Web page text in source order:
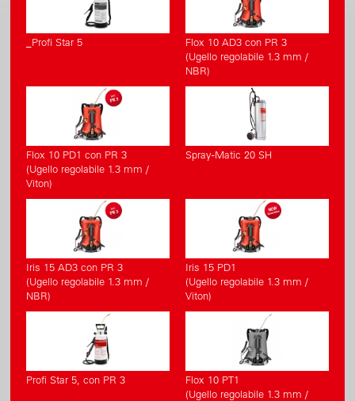
_Profi Star 5
Flox 10 AD3 con PR 3
(Ugello regolabile 1.3 mm /
NBR)
Flox 10 PD1 con PR 3
(Ugello regolabile 1.3 mm /
Viton)
Spray-Matic 20 SH
Iris 15 AD3 con PR 3
(Ugello regolabile 1.3 mm /
NBR)
Iris 15 PD1
(Ugello regolabile 1.3 mm /
Viton)
Profi Star 5, con PR 3
Flox 10 PT1
(Ugello regolabile 1.3 mm /